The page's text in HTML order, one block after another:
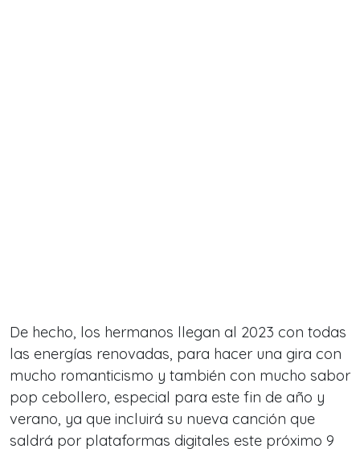
De hecho, los hermanos llegan al 2023 con todas
las energías renovadas, para hacer una gira con
mucho romanticismo y también con mucho sabor
pop cebollero, especial para este fin de año y
verano, ya que incluirá su nueva canción que
saldrá por plataformas digitales este próximo 9